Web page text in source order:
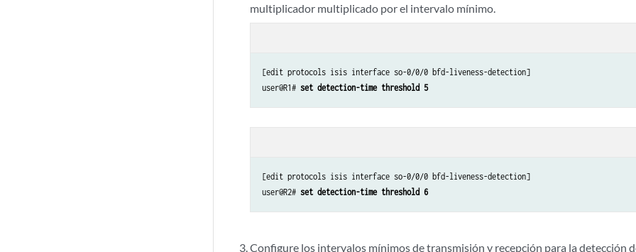
multiplicador multiplicado por el intervalo mínimo.
[edit protocols isis interface so-0/0/0 bfd-liveness-detection]
user@R1# set detection-time threshold 5
[edit protocols isis interface so-0/0/0 bfd-liveness-detection]
user@R2# set detection-time threshold 6
Configure los intervalos mínimos de transmisión y recepción para la detección